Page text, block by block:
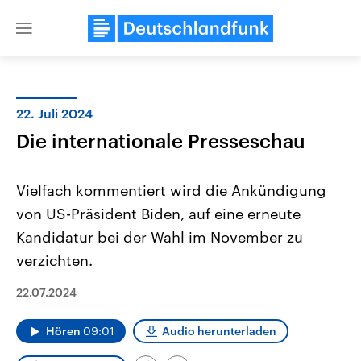
Close
2026
Sachsen-Anhalt wählt am 6.
September 2026 einen neuen
Landtag. Seit 2021 wird das
Bundesland von einer Koalition aus
Wirtschaftlich und
gehören die Vereinigten
den mächtigsten Ländern
22. Juli 2024
Die internationale Presseschau
Vielfach kommentiert wird die Ankündigung
von US-Präsident Biden, auf eine erneute
Kandidatur bei der Wahl im November zu
verzichten.
22.07.2024
Hören 09:01 Audio herunterladen